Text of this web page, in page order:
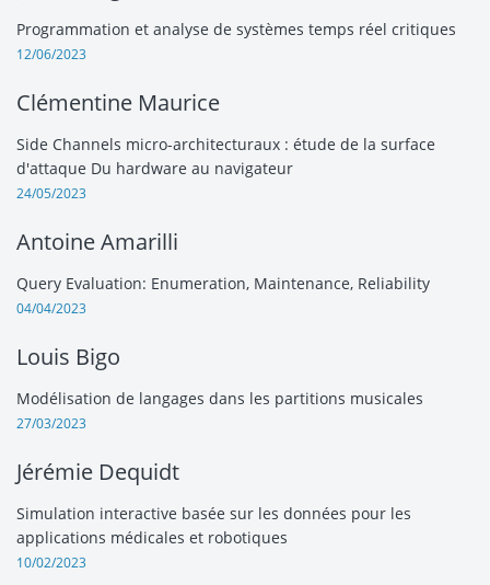
Programmation et analyse de systèmes temps réel critiques
12/06/2023
Clémentine Maurice
Side Channels micro-architecturaux : étude de la surface
d'attaque Du hardware au navigateur
24/05/2023
Antoine Amarilli
Query Evaluation: Enumeration, Maintenance, Reliability
04/04/2023
Louis Bigo
Modélisation de langages dans les partitions musicales
27/03/2023
Jérémie Dequidt
Simulation interactive basée sur les données pour les
applications médicales et robotiques
10/02/2023